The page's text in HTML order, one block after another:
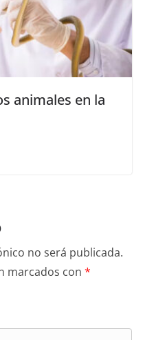
animales en la
no será publicada.
marcados con *